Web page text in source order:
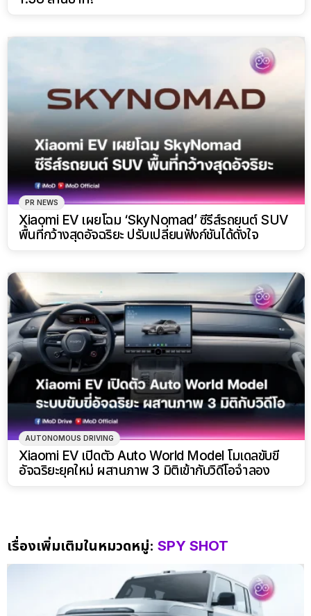
PR NEWS
Xiaomi EV เผยโฉม ‘SkyNomad’ ซีรีส์รถยนต์ SUV
พื้นที่กว้างสุดอัจฉริยะ ปรับเปลี่ยนฟังก์ชันได้ดั่งใจ
AUTONOMOUS DRIVING
Xiaomi EV เปิดตัว Auto World Model โมเดลขับขี่
อัจฉริยะยุคใหม่ ผสานภาพ 3 มิติเข้ากับวิดีโอจำลอง
เรื่องเพิ่มเติมในหมวดหมู่: SPY SHOT